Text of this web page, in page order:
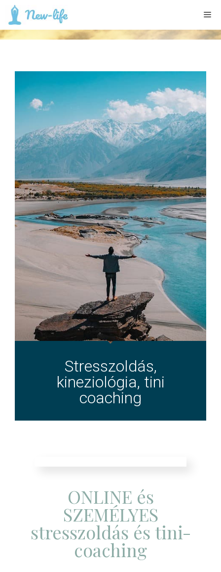
Stresszoldás,
kineziológia, tini
coaching
ONLINE és
SZEMÉLYES
stresszoldás és tini-
coaching